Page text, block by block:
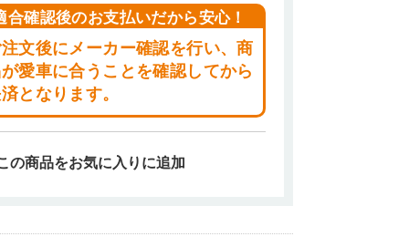
合確認後のお支払いだから安心！
文後にメーカー確認を行い、商
愛車に合うことを確認してから
となります。
の商品をお気に入りに追加